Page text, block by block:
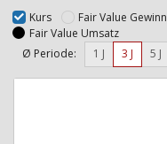
Kurs Fair Value Gewinn
Fair Value Umsatz
Ø Periode:
1 J 3 J 5 J